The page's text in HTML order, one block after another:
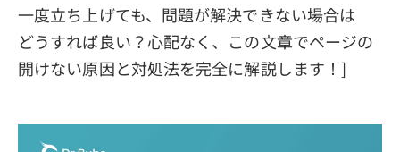
一度立ち上げても、問題が解決できない場合は
どうすれば良い？心配なく、この文章でページの
開けない原因と対処法を完全に解説します！]